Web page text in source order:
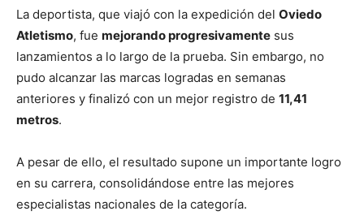
La deportista, que viajó con la expedición del Oviedo
Atletismo, fue mejorando progresivamente sus
lanzamientos a lo largo de la prueba. Sin embargo, no
pudo alcanzar las marcas logradas en semanas
anteriores y finalizó con un mejor registro de 11,41
metros.
A pesar de ello, el resultado supone un importante logro
en su carrera, consolidándose entre las mejores
especialistas nacionales de la categoría.